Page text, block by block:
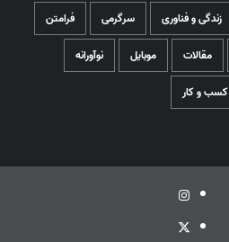
زندگی و فناوری سرگرمی فرامتن
مقالات موبایل نوآورانه
کسب و کار
اینستاگرام
توئیتر